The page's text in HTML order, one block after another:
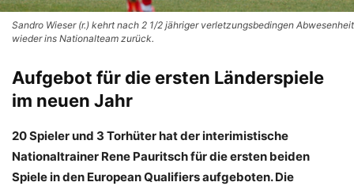
Sandro Wieser (r.) kehrt nach 2 1/2 jähriger verletzungsbedingen Abwesenheit
wieder ins Nationalteam zurück.
Aufgebot für die ersten Länderspiele
im neuen Jahr
20 Spieler und 3 Torhüter hat der interimistische
Nationaltrainer Rene Pauritsch für die ersten beiden
Spiele in den European Qualifiers aufgeboten. Die